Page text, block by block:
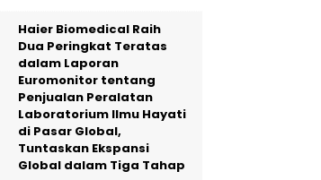
Haier Biomedical Raih
Dua Peringkat Teratas
dalam Laporan
Euromonitor tentang
Penjualan Peralatan
Laboratorium Ilmu Hayati
di Pasar Global,
Tuntaskan Ekspansi
Global dalam Tiga Tahap